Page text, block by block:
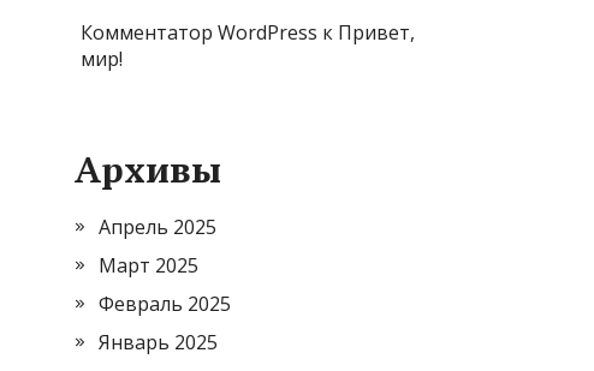
Комментатор WordPress к Привет,
мир!
Архивы
Апрель 2025
Март 2025
Февраль 2025
Январь 2025